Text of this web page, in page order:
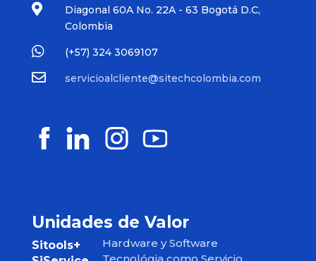

Diagonal 60A No. 22A - 63 Bogotá D.C,
Colombia
 (+57) 324 3069107
 servicioalcliente@sitechcolombia.com
Unidades de Valor
Sitools+
Hardware y Software